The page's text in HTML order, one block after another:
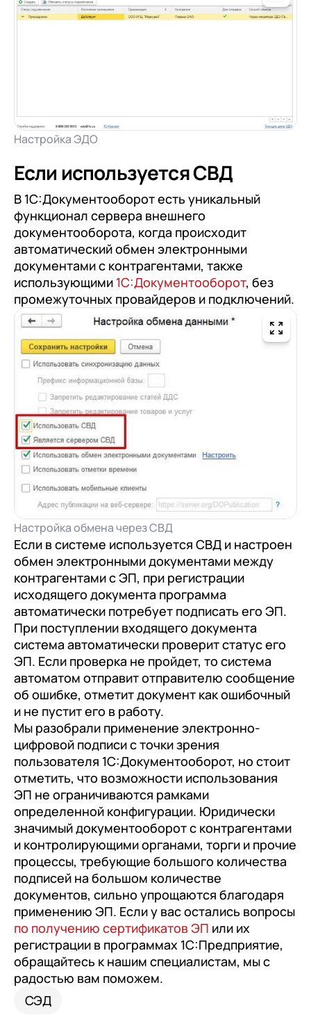
Настройка ЭДО
Если используется СВД
В 1С:Документооборот есть уникальный
функционал сервера внешнего
документооборота, когда происходит
автоматический обмен электронными
документами с контрагентами, также
использующими 1С:Документооборот, без
промежуточных провайдеров и подключений.
Настройка обмена через СВД
Если в системе используется СВД и настроен
обмен электронными документами между
контрагентами с ЭП, при регистрации
исходящего документа программа
автоматически потребует подписать его ЭП.
При поступлении входящего документа
система автоматически проверит статус его
ЭП. Если проверка не пройдет, то система
автоматом отправит отправителю сообщение
об ошибке, отметит документ как ошибочный
и не пустит его в работу.
Мы разобрали применение электронно-
цифровой подписи с точки зрения
пользователя 1С:Документооборот, но стоит
отметить, что возможности использования
ЭП не ограничиваются рамками
определенной конфигурации. Юридически
значимый документооборот с контрагентами
и контролирующими органами, торги и прочие
процессы, требующие большого количества
подписей на большом количестве
документов, сильно упрощаются благодаря
применению ЭП. Если у вас остались вопросы
по получению сертификатов ЭП или их
регистрации в программах 1С:Предприятие,
обращайтесь к нашим специалистам, мы с
радостью вам поможем.
СЭД